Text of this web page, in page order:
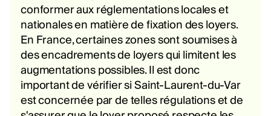
conformer aux réglementations locales et
nationales en matière de fixation des loyers.
En France, certaines zones sont soumises à
des encadrements de loyers qui limitent les
augmentations possibles. Il est donc
important de vérifier si Saint-Laurent-du-Var
est concernée par de telles régulations et de